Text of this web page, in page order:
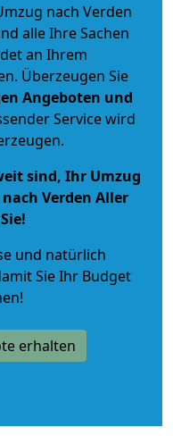
nach Verden
alle Ihre Sachen
an Ihrem
Überzeugen Sie
Angeboten und
Service wird
sind, Ihr Umzug
Verden Aller
und natürlich
Sie Ihr Budget
erhalten